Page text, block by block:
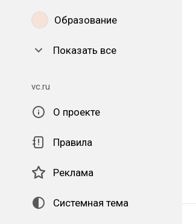
Образование
Показать все
vc.ru
О проекте
Правила
Реклама
Системная тема